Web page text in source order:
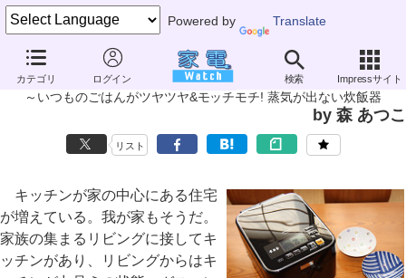
Powered by Translate
カテゴリ ログイン 検索 Impressサイト
家電製品ミニレビュー
三菱「蒸気レスIH 本炭釜 NJ-XWB10J」 前編
～いつものごはんがツヤツヤ&モッチモチ! 蒸気が出ない炊飯器
by 森 あつこ
リスト
キッチンが家の中心にある住宅
が増えている。我が家もそうだ。
家族の集まるリビングに接してキ
ッチンがあり、リビングからはキ